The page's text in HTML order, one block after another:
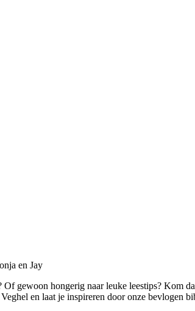
en Jay
Of gewoon hongerig naar leuke leestips? Kom
en laat je inspireren door onze bevlogen